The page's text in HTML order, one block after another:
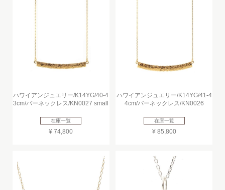
ハワイアンジュエリー/K14YG/40-4
3cm/バーネックレス/KN0027 small
在庫一覧
¥ 74,800
ハワイアンジュエリー/K14YG/41-4
4cm/バーネックレス/KN0026
在庫一覧
¥ 85,800